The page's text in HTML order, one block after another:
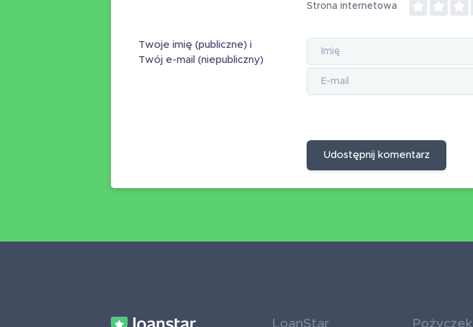
Strona internetowa
Twoje imię (publiczne) i
Twój e-mail (niepubliczny)
Udostępnij komentarz
LoanStar Pożyczek